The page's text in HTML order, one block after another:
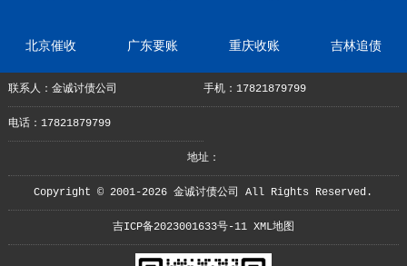
北京催收 广东要账 重庆收账 吉林追债
联系人：金诚讨债公司 手机：17821879799
电话：17821879799
地址：
Copyright © 2001-2026 金诚讨债公司 All Rights Reserved.
吉ICP备2023001633号-11 XML地图